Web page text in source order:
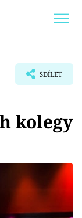
SDÍLET
kolegy